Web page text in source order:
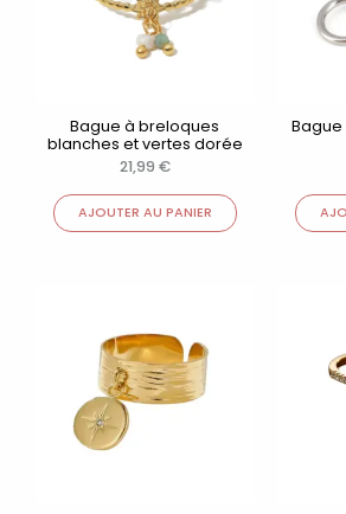
Bague à breloques
blanches et vertes dorée
21,99 €
AJOUTER AU PANIER